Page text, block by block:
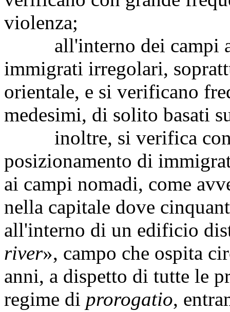
violenza;
all'interno dei campi
immigrati irregolari,
orientale, e si verificano
medesimi, di solito basati
inoltre, si verifica con
posizionamento di
ai campi nomadi, come
nella capitale dove
all'interno di un edificio
river», campo che ospita
anni, a dispetto di tutte le
regime di prorogatio,